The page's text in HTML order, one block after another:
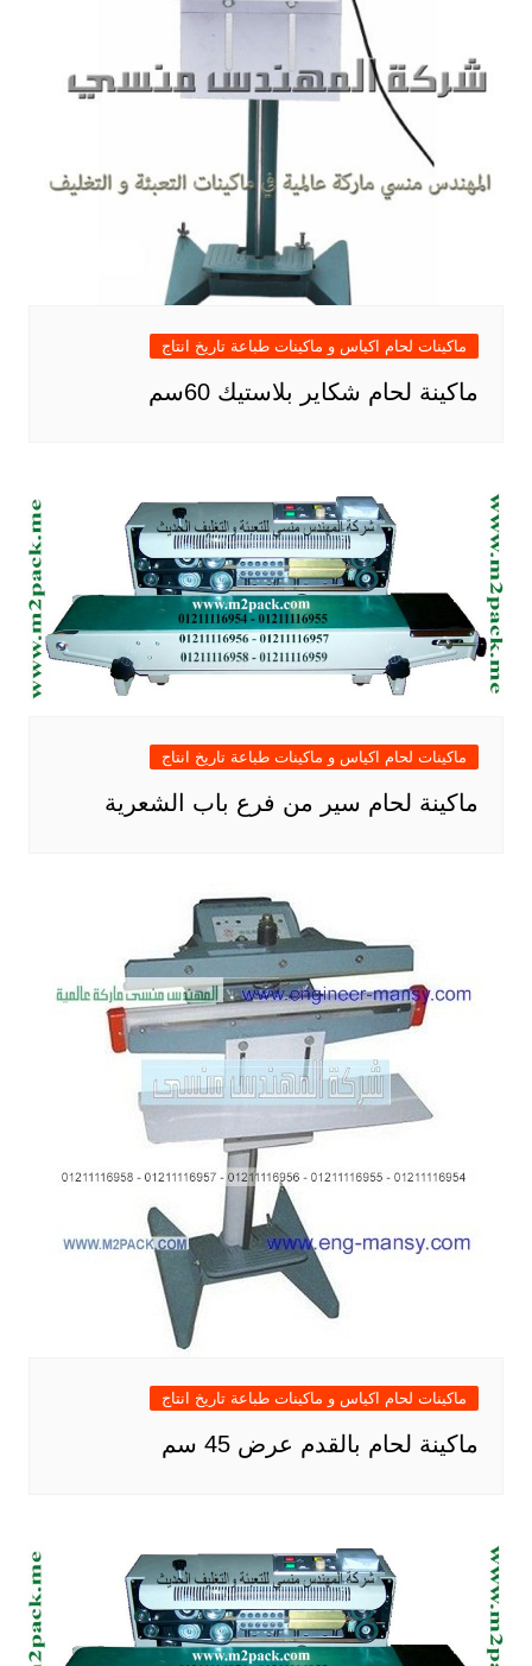
ماكينات لحام اكياس و ماكينات طباعة تاريخ انتاج
ماكينة لحام شكاير بلاستيك 60سم
ماكينات لحام اكياس و ماكينات طباعة تاريخ انتاج
ماكينة لحام سير من فرع باب الشعرية
ماكينات لحام اكياس و ماكينات طباعة تاريخ انتاج
ماكينة لحام بالقدم عرض 45 سم